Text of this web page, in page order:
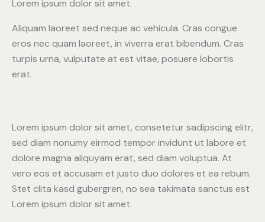
Lorem ipsum dolor sit amet.
Aliquam laoreet sed neque ac vehicula. Cras congue
eros nec quam laoreet, in viverra erat bibendum. Cras
turpis urna, vulputate at est vitae, posuere lobortis
erat.
Lorem ipsum dolor sit amet, consetetur sadipscing elitr,
sed diam nonumy eirmod tempor invidunt ut labore et
dolore magna aliquyam erat, sed diam voluptua. At
vero eos et accusam et justo duo dolores et ea rebum.
Stet clita kasd gubergren, no sea takimata sanctus est
Lorem ipsum dolor sit amet.